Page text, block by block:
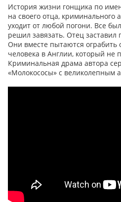
История жизни гонщика по
на своего отца, криминального
уходит от любой погони. Все
решил завязать. Отец заставил
Они вместе пытаются ограбить
человека в Англии, который не
Криминальная драма автора
«Молокососы» с великолепным